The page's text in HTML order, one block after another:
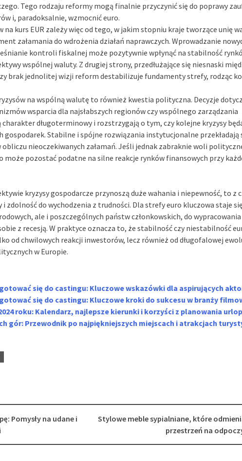
Tego rodzaju reformy mogą finalnie przyczynić się do poprawy
i, paradoksalnie, wzmocnić euro.
na kurs EUR zależy więc od tego, w jakim stopniu kraje tworzące unię
załamania do wdrożenia działań naprawczych. Wprowadzanie
kontroli fiskalnej może pozytywnie wpłynąć na stabilność
wspólnej waluty. Z drugiej strony, przedłużające się niesnaski
brak jednolitej wizji reform destabilizuje fundamenty strefy, rodząc
na wspólną walutę to również kwestia polityczna. Decyzje
wsparcia dla najsłabszych regionów czy wspólnego zarządzania
długoterminowy i rozstrzygają o tym, czy kolejne kryzysy
gospodarek. Stabilne i spójne rozwiązania instytucjonalne przekładają
nieoczekiwanych załamań. Jeśli jednak zabraknie woli
może pozostać podatne na silne reakcje rynków finansowych przy
kryzysy gospodarcze przynoszą duże wahania i niepewność, to z
zdolność do wychodzenia z trudności. Dla strefy euro kluczowa staje się
ale i poszczególnych państw członkowskich, do wypracowania
z recesją. W praktyce oznacza to, że stabilność czy niestabilność
od chwilowych reakcji inwestorów, lecz również od długofalowej
w Europie.
się do castingu: Kluczowe wskazówki dla aspirujących
się do castingu: Kluczowe kroki do sukcesu w branży
roku: Kalendarz, najlepsze kierunki i korzyści z planowania
gór: Przewodnik po najpiękniejszych miejscach i atrakcjach
Pomysły na udane i
Stylowe meble sypialniane, które
przestrzeń na